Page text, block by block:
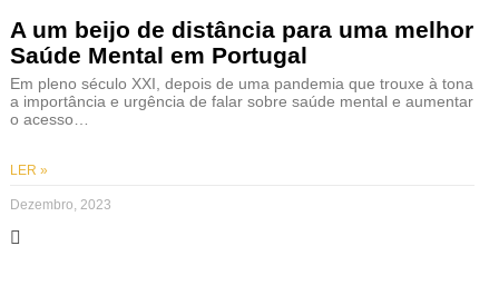
A um beijo de distância para uma melhor
Saúde Mental em Portugal
Em pleno século XXI, depois de uma pandemia que trouxe à tona
a importância e urgência de falar sobre saúde mental e aumentar
o acesso…
LER »
Dezembro, 2023